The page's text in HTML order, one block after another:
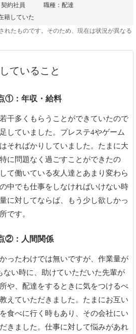
約社員
職種：配達
籍していた
れたものです。そのため、現在は状況が異なる
ていること
①：年収・給料
干多くもらうことができていたので
していました。プレステ4やゲーム
そればかりしていました。たまに大
に問題なく過ごすことができたの
て働いている友人達とあまり変わら
中でも仕事をしなければいけない時
に対してならば、もう少し欲しかっ
です。
②：人間関係
ったわけでは無いですが、作業量が
ない時に、助けていただいた先輩が
や、配達をするときに気をつけるべ
えていただきました。たまにお互い
食べに行く時もあり、その会社にい
きました。仕事に対して悩みがあれ